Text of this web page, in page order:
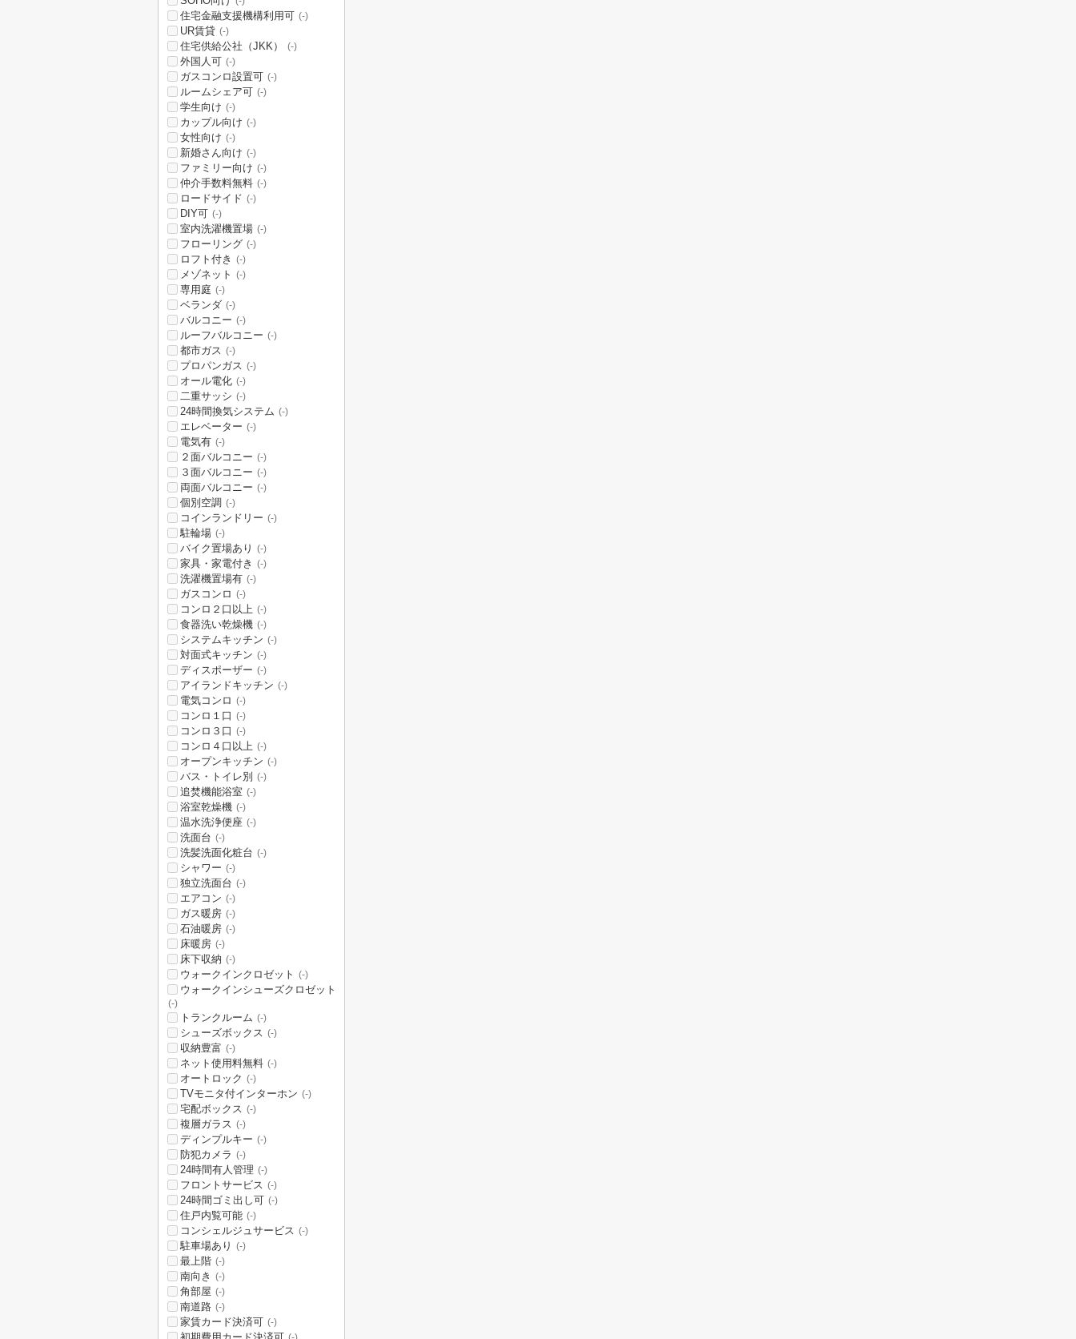
住宅金融支援機構利用可 (-)
UR賃貸 (-)
住宅供給公社（JKK） (-)
外国人可 (-)
ガスコンロ設置可 (-)
ルームシェア可 (-)
学生向け (-)
カップル向け (-)
女性向け (-)
新婚さん向け (-)
ファミリー向け (-)
仲介手数料無料 (-)
ロードサイド (-)
DIY可 (-)
室内洗濯機置場 (-)
フローリング (-)
ロフト付き (-)
メゾネット (-)
専用庭 (-)
ベランダ (-)
バルコニー (-)
ルーフバルコニー (-)
都市ガス (-)
プロパンガス (-)
オール電化 (-)
二重サッシ (-)
24時間換気システム (-)
エレベーター (-)
電気有 (-)
２面バルコニー (-)
３面バルコニー (-)
両面バルコニー (-)
個別空調 (-)
コインランドリー (-)
駐輪場 (-)
バイク置場あり (-)
家具・家電付き (-)
洗濯機置場有 (-)
ガスコンロ (-)
コンロ２口以上 (-)
食器洗い乾燥機 (-)
システムキッチン (-)
対面式キッチン (-)
ディスポーザー (-)
アイランドキッチン (-)
電気コンロ (-)
コンロ１口 (-)
コンロ３口 (-)
コンロ４口以上 (-)
オープンキッチン (-)
バス・トイレ別 (-)
追焚機能浴室 (-)
浴室乾燥機 (-)
温水洗浄便座 (-)
洗面台 (-)
洗髪洗面化粧台 (-)
シャワー (-)
独立洗面台 (-)
エアコン (-)
ガス暖房 (-)
石油暖房 (-)
床暖房 (-)
床下収納 (-)
ウォークインクロゼット (-)
ウォークインシューズクロゼット
(-)
トランクルーム (-)
シューズボックス (-)
収納豊富 (-)
ネット使用料無料 (-)
オートロック (-)
TVモニタ付インターホン (-)
宅配ボックス (-)
複層ガラス (-)
ディンプルキー (-)
防犯カメラ (-)
24時間有人管理 (-)
フロントサービス (-)
24時間ゴミ出し可 (-)
住戸内覧可能 (-)
コンシェルジュサービス (-)
駐車場あり (-)
最上階 (-)
南向き (-)
角部屋 (-)
南道路 (-)
家賃カード決済可 (-)